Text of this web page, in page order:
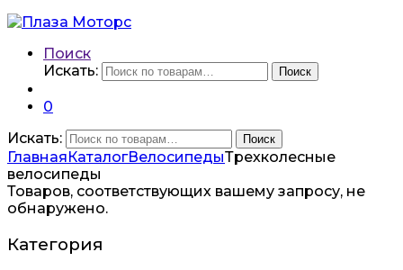
Поиск
Искать:
Поиск
0
Искать:
Поиск
ГлавнаяКаталогВелосипедыТрехколесные
велосипеды
Товаров, соответствующих вашему запросу, не
обнаружено.
Категория